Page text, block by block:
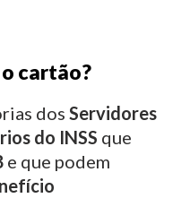
cartão?
dos Servidores
do INSS que
e que podem